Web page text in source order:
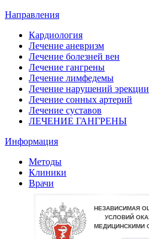
Направления
Кардиология
Лечение аневризм
Лечение болезней вен
Лечение гангрены
Лечение лимфедемы
Лечение нарушений эрекции
Лечение сонных артерий
Лечение суставов
ЛЕЧЕНИЕ ГАНГРЕНЫ
Информация
Методы
Клиники
Врачи